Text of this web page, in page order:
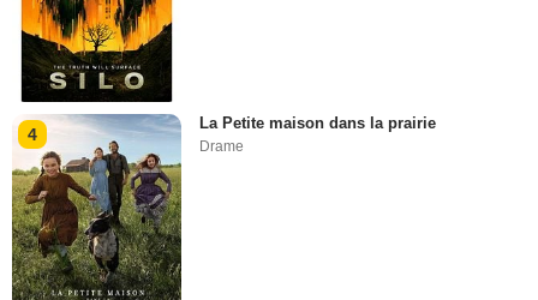
4
La Petite maison dans la prairie
Drame